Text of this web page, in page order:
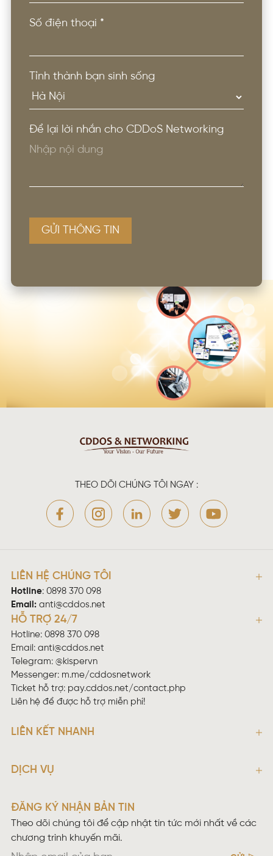
Số điện thoại *
Tỉnh thành bạn sinh sống
Để lại lời nhắn cho CDDoS Networking
GỬI THÔNG TIN
THEO DÕI CHÚNG TÔI NGAY :
LIÊN HỆ CHÚNG TÔI
Hotline: 0898 370 098
Email: anti@cddos.net
HỖ TRỢ 24/7
Hotline: 0898 370 098
Email: anti@cddos.net
Telegram: @kispervn
Messenger: m.me/cddosnetwork
Ticket hỗ trợ: pay.cddos.net/contact.php
Liên hệ để được hỗ trợ miễn phí!
LIÊN KẾT NHANH
DỊCH VỤ
ĐĂNG KÝ NHẬN BẢN TIN
Theo dõi chúng tôi để cập nhật tin tức mới nhất về các
chương trình khuyến mãi.